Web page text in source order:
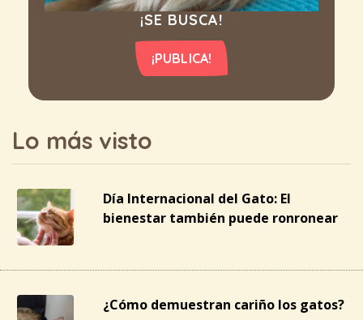
¡SE BUSCA!
¡PUBLICA!
Lo más visto
Día Internacional del Gato: El
bienestar también puede ronronear
¿Cómo demuestran cariño los gatos?